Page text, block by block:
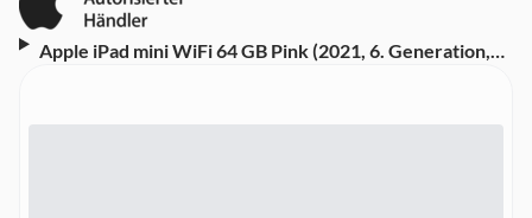
Apple iPad mini WiFi 64 GB Pink (2021, 6. Generation,